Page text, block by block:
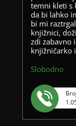
temni kleti s
da bi lahko
bi mi
knjižnici,
zdi zabavno
knjižničarko
Slobodno